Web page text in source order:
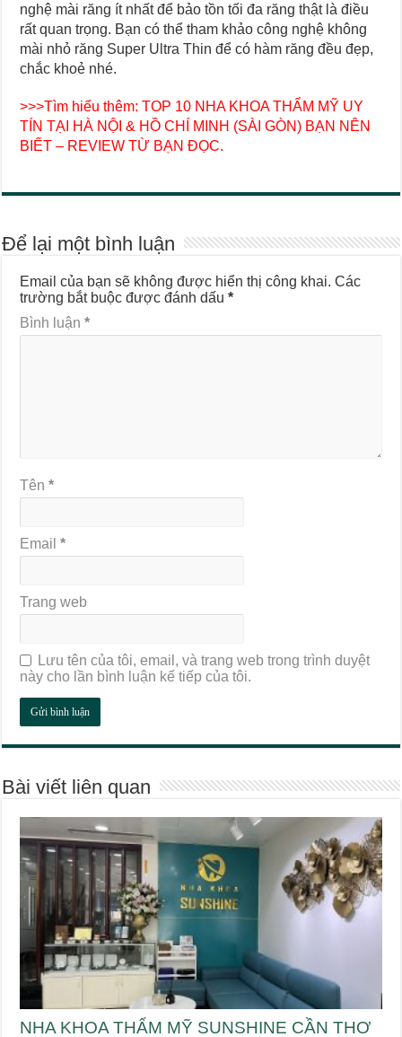
nghệ mài răng ít nhất để bảo tồn tối đa răng thật là điều
rất quan trọng. Bạn có thể tham khảo công nghệ không
mài nhỏ răng Super Ultra Thin để có hàm răng đều đẹp,
chắc khoẻ nhé.
>>>Tìm hiểu thêm:TOP 10 NHA KHOA THẨM MỸ UY
TÍN TẠI HÀ NỘI & HỒ CHÍ MINH (SÀI GÒN) BẠN NÊN
BIẾT – REVIEW TỪ BẠN ĐỌC.
Để lại một bình luận
Email của bạn sẽ không được hiển thị công khai. Các
trường bắt buộc được đánh dấu*
Bình luận*
Tên*
Email*
Trang web
Lưu tên của tôi, email, và trang web trong trình duyệt
này cho lần bình luận kế tiếp của tôi.
Bài viết liên quan
NHA KHOA THẨM MỸ SUNSHINE CẦN THƠ